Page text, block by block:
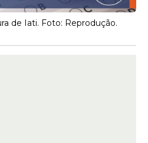
de Iati. Foto: Reprodução.